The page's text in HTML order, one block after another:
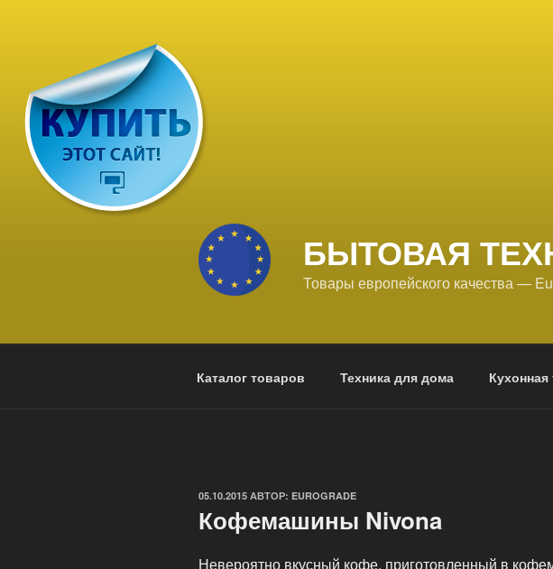
БЫТОВАЯ
Товары европейского качества —
Каталог товаров Техника для дома Кухонная
ОПУБЛИКОВАНО
05.10.2015 АВТОР: EUROGRADE
Кофемашины Nivona
Невероятно вкусный кофе, приготовленный в